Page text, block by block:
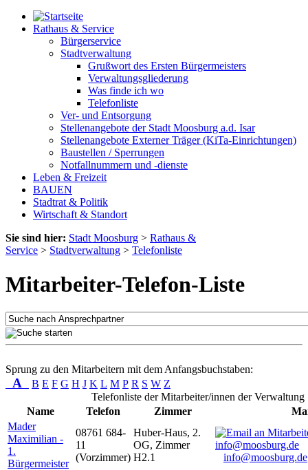
Rathaus & Service
Bürgerservice
Stadtverwaltung
Grußwort des Ersten Bürgermeisters
Verwaltungsgliederung
Was finde ich wo
Telefonliste
Ver- und Entsorgung
Stellenangebote der Stadt Moosburg a.d. Isar
Stellenangebote Externer Träger (KiTa-Einrichtungen)
Baustellen / Sperrungen
Notfallnummern und -dienste
Leben & Freizeit
BAUEN
Stadtrat & Politik
Wirtschaft & Standort
Sie sind hier: Stadt Moosburg > Rathaus &
Service > Stadtverwaltung > Telefonliste
Mitarbeiter-Telefon-Liste
Sprung zu den Mitarbeitern mit dem Anfangsbuchstaben:
A B E F G H J K L M P R S W Z
Telefonliste der Mitarbeiter/innen der Verwaltung
Name
Telefon Zimmer
Mader
Maximilian -
1.
Bürgermeister
08761 684-
11
(Vorzimmer)
Huber-Haus, 2.
OG, Zimmer
H2.1
info@moosburg.de